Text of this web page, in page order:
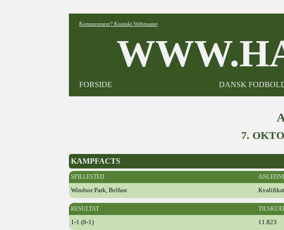
Kommentarer? Kontakt Webmaster
FORSIDE DANSK
7.
KAMPFACTS
SPILLESTED
Windsor Park, Belfast
RESULTAT
1-1 (0-1) 11.823